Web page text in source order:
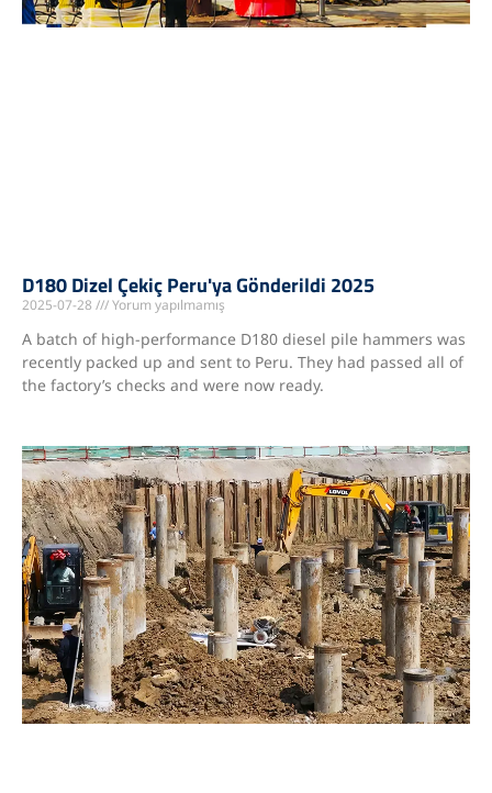
D180 Dizel Çekiç Peru'ya Gönderildi 2025
2025-07-28 Yorum yapılmamış
A batch of high-performance D180 diesel pile hammers was
recently packed up and sent to Peru. They had passed all of
the factory’s checks and were now ready.